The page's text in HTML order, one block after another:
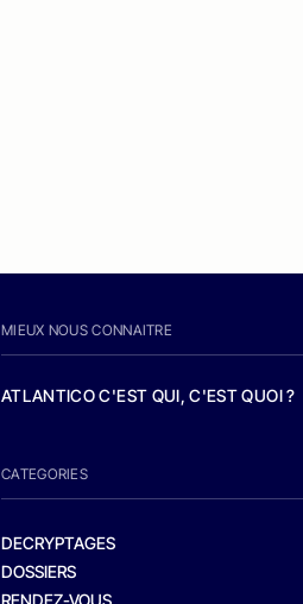
MIEUX NOUS CONNAITRE
ATLANTICO C'EST QUI, C'EST QUOI ?
CATEGORIES
DECRYPTAGES
DOSSIERS
RENDEZ-VOUS